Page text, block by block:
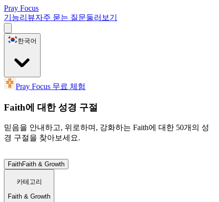
Pray Focus
기능리뷰자주 묻는 질문둘러보기
한국어
Pray Focus 무료 체험
Faith에 대한 성경 구절
믿음을 안내하고, 위로하며, 강화하는 Faith에 대한 50개의 성
경 구절을 찾아보세요.
FaithFaith & Growth
카테고리
Faith & Growth